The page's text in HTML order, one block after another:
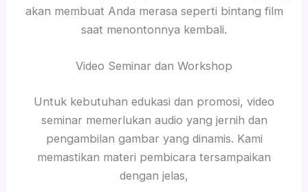
akan membuat Anda merasa seperti bintang film
saat menontonnya kembali.
Video Seminar dan Workshop
Untuk kebutuhan edukasi dan promosi, video
seminar memerlukan audio yang jernih dan
pengambilan gambar yang dinamis. Kami
memastikan materi pembicara tersampaikan
dengan jelas,